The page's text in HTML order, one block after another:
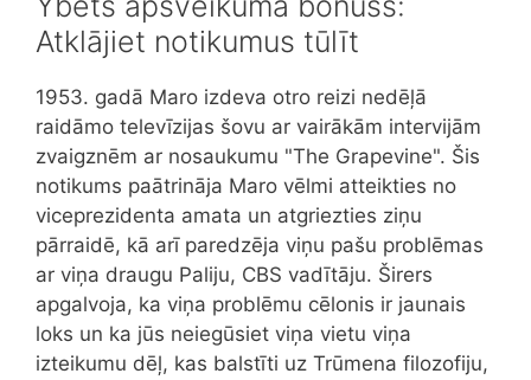
Atklājiet notikumus tūlīt
1953. gadā Maro izdeva otro reizi nedēļā
raidāmo televīzijas šovu ar vairākām intervijām
zvaigznēm ar nosaukumu "The Grapevine". Šis
notikums paātrināja Maro vēlmi atteikties no
viceprezidenta amata un atgriezties ziņu
pārraidē, kā arī paredzēja viņu pašu problēmas
ar viņa draugu Paliju, CBS vadītāju. Širers
apgalvoja, ka viņa problēmu cēlonis ir jaunais
loks un ka jūs neiegūsiet viņa vietu viņa
izteikumu dēļ, kas balstīti uz Trūmena filozofiju,